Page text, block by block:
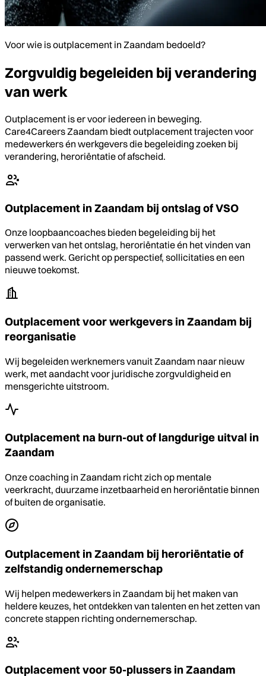
Voor wie is outplacement in Zaandam bedoeld?
Zorgvuldig begeleiden bij verandering
van werk
Outplacement is er voor iedereen in beweging.
Care4Careers Zaandam biedt outplacement trajecten voor
medewerkers én werkgevers die begeleiding zoeken bij
verandering, heroriëntatie of afscheid.
Outplacement in Zaandam bij ontslag of VSO
Onze loopbaancoaches bieden begeleiding bij het
verwerken van het ontslag, heroriëntatie én het vinden van
passend werk. Gericht op perspectief, sollicitaties en een
nieuwe toekomst.
Outplacement voor werkgevers in Zaandam bij
reorganisatie
Wij begeleiden werknemers vanuit Zaandam naar nieuw
werk, met aandacht voor juridische zorgvuldigheid en
mensgerichte uitstroom.
Outplacement na burn-out of langdurige uitval in
Zaandam
Onze coaching in Zaandam richt zich op mentale
veerkracht, duurzame inzetbaarheid en heroriëntatie binnen
of buiten de organisatie.
Outplacement in Zaandam bij heroriëntatie of
zelfstandig ondernemerschap
Wij helpen medewerkers in Zaandam bij het maken van
heldere keuzes, het ontdekken van talenten en het zetten van
concrete stappen richting ondernemerschap.
Outplacement voor 50-plussers in Zaandam